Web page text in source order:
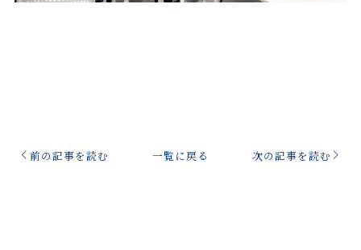
前の記事を読む 一覧に戻る 次の記事を読む